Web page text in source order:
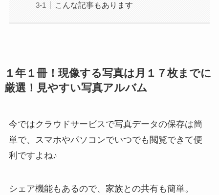
こんな記事もあります
１年１冊！現像する写真は月１７枚までに
厳選！見やすい写真アルバム
今ではクラウドサービスで写真データの保存は簡
単で、スマホやパソコンでいつでも閲覧できて便
利ですよね♪
シェア機能もあるので、家族との共有も簡単。